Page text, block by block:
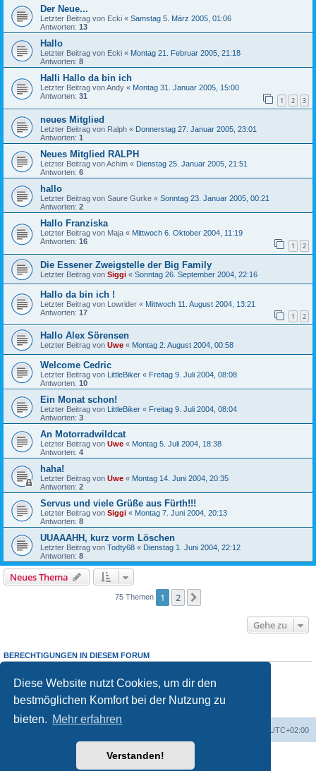
Diese Website nutzt Cookies, um dir den
bestmöglichen Komfort bei der Nutzung zu
bieten. Mehr erfahren
Verstanden!
Der Neue...
Letzter Beitrag von Ecki « Samstag 5. März 2005, 01:06
Antworten: 13
Hallo
Letzter Beitrag von Ecki « Montag 21. Februar 2005, 21:18
Antworten: 8
Halli Hallo da bin ich
Letzter Beitrag vonAndy « Montag 31. Januar 2005, 15:00
Antworten: 31 1 2 3
neues Mitglied
Letzter Beitrag von Ralph « Donnerstag 27. Januar 2005, 23:01
Antworten: 1
Neues Mitglied RALPH
Letzter Beitrag vonAchim « Dienstag 25. Januar 2005, 21:51
Antworten: 6
hallo
Letzter Beitrag von Saure Gurke « Sonntag 23. Januar 2005, 00:21
Antworten: 2
Hallo Franziska
Letzter Beitrag von Maja « Mittwoch 6. Oktober 2004, 11:19
Antworten: 16 1 2
Die Essener Zweigstelle der Big Family
Letzter Beitrag von Siggi « Sonntag 26. September 2004, 22:16
Hallo da bin ich !
Letzter Beitrag von Lowrider « Mittwoch 11. August 2004, 13:21
Antworten: 17 1 2
Hallo Alex Sörensen
Letzter Beitrag von Uwe « Montag 2. August 2004, 00:58
Welcome Cedric
Letzter Beitrag von LittleBiker « Freitag 9. Juli 2004, 08:08
Antworten: 10
Ein Monat schon!
Letzter Beitrag von LittleBiker « Freitag 9. Juli 2004, 08:04
Antworten: 3
An Motorradwildcat
Letzter Beitrag von Uwe « Montag 5. Juli 2004, 18:38
Antworten: 4
haha!
Letzter Beitrag von Uwe « Montag 14. Juni 2004, 20:35
Antworten: 2
Servus und viele Grüße aus Fürth!!!
Letzter Beitrag von Siggi « Montag 7. Juni 2004, 20:13
Antworten: 8
UUAAAHH, kurz vorm Löschen
Letzter Beitrag von Todty68 « Dienstag 1. Juni 2004, 22:12
Antworten: 8
Neues Thema
75 Themen 1 2
Gehe zu
BERECHTIGUNGEN IN DIESEM FORUM
Du darfst
keine Antworten zu Themen in diesem Forum erstellen.
Du darfst deine Beiträge in diesem Forumnichtändern.
Du darfst deine Beiträge in diesem Forum nicht löschen.
keine
UTC+02:00
Powered byphpBB® Forum Software © phpBB Limited
phpBB.de